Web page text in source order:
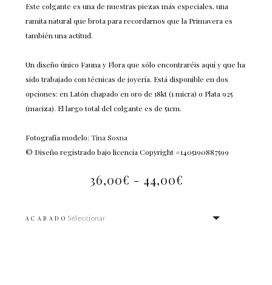
Este colgante es una de nuestras piezas más especiales, una
ramita natural que brota para recordarnos que la Primavera es
también una actitud.
Un diseño único Fauna y Flora que sólo encontraréis aquí y que ha
sido trabajado con técnicas de joyería. Está disponible en dos
opciones: en Latón chapado en oro de 18kt (1 micra) o Plata 925
(maciza). El largo total del colgante es de 51cm.
Fotografía modelo: Tina Sosna
© Diseño registrado bajo licencia Copyright #1405190887599
36,00€ - 44,00€
ACABADO